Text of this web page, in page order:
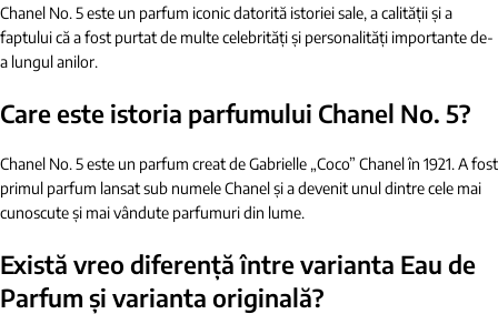
Chanel No. 5 este un parfum iconic datorită istoriei sale, a calității și a
faptului că a fost purtat de multe celebrități și personalități importante de-
a lungul anilor.
Care este istoria parfumului Chanel No. 5?
Chanel No. 5 este un parfum creat de Gabrielle „Coco” Chanel în 1921. A fost
primul parfum lansat sub numele Chanel și a devenit unul dintre cele mai
cunoscute și mai vândute parfumuri din lume.
Există vreo diferență între varianta Eau de
Parfum și varianta originală?